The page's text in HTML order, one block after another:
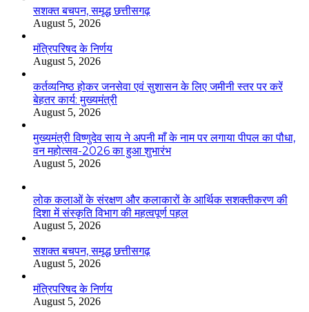
सशक्त बचपन, समृद्ध छत्तीसगढ़
August 5, 2026
मंत्रिपरिषद के निर्णय
August 5, 2026
कर्तव्यनिष्ठ होकर जनसेवा एवं सुशासन के लिए जमीनी स्तर पर करें
बेहतर कार्य: मुख्यमंत्री
August 5, 2026
मुख्यमंत्री विष्णुदेव साय ने अपनी माँ के नाम पर लगाया पीपल का पौधा,
वन महोत्सव-2026 का हुआ शुभारंभ
August 5, 2026
लोक कलाओं के संरक्षण और कलाकारों के आर्थिक सशक्तीकरण की
दिशा में संस्कृति विभाग की महत्वपूर्ण पहल
August 5, 2026
सशक्त बचपन, समृद्ध छत्तीसगढ़
August 5, 2026
मंत्रिपरिषद के निर्णय
August 5, 2026